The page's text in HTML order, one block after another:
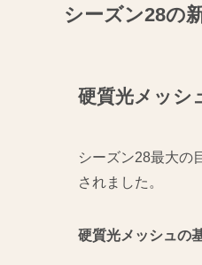
シーズン28の
硬質光メッシ
シーズン28最大の
されました。
硬質光メッシュの